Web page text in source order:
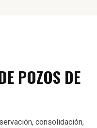
POZOS DE
consolidación,